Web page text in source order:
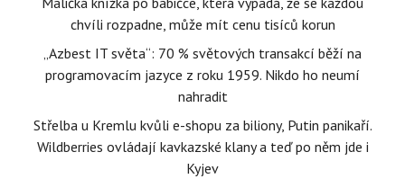
chvíli rozpadne, může mít cenu tisíců korun
„Azbest IT světa“: 70 % světových transakcí běží na
programovacím jazyce z roku 1959. Nikdo ho neumí
nahradit
Střelba u Kremlu kvůli e-shopu za biliony, Putin panikaří.
Wildberries ovládají kavkazské klany a teď po něm jde i
Kyjev